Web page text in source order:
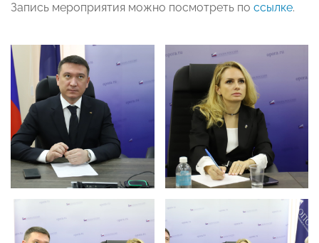
Запись мероприятия можно посмотреть по ссылке.